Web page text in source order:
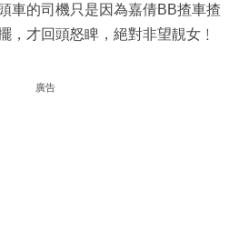
車的司機只是因為嘉倩BB揸車揸
，才回頭怒睥，絕對非望靚女﹗
廣告